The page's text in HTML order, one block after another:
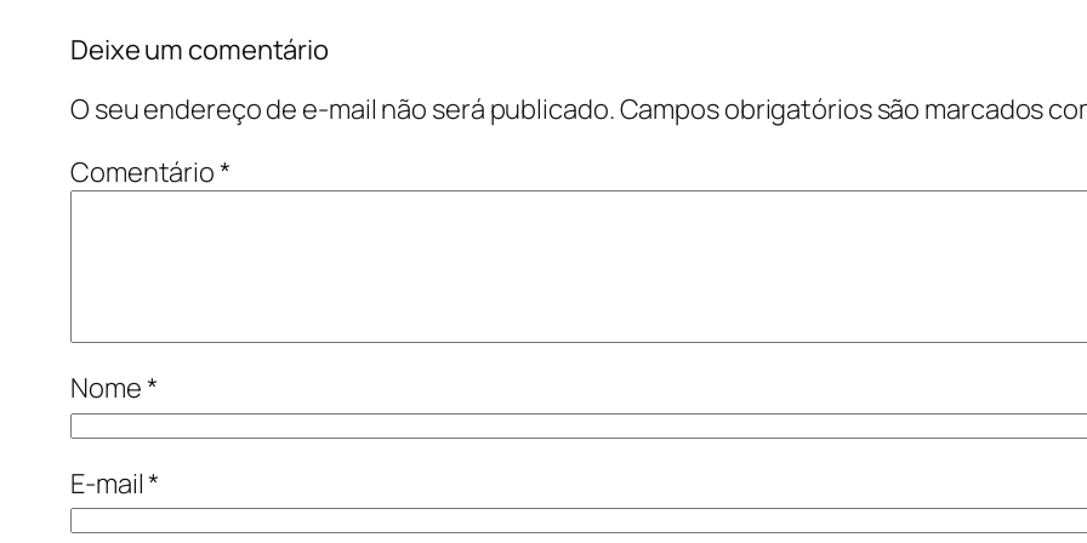
Deixe um comentário
O seu endereço de e-mail não será publicado.Campos obrigatórios são marcados
Comentário*
Nome*
E-mail*